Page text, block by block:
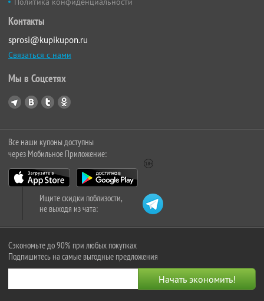
Контакты
sprosi@kupikupon.ru
Связаться с нами
Мы в Соцсетях
Все наши купоны доступны
через Мобильное Приложение:
Ищите скидки поблизости,
не выходя из чата:
Сэкономьте до 90% при любых покупках
Подпишитесь на самые выгодные предложения